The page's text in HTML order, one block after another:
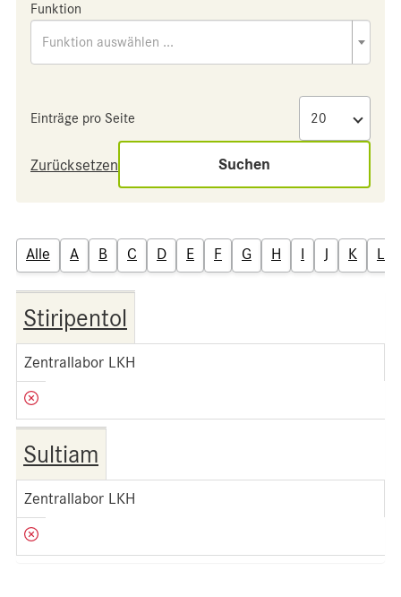
Funktion
Funktion auswählen ...
Einträge pro Seite
Zurücksetzen Suchen
Alle A B C D E F G H I J K L
Stiripentol
Zentrallabor LKH
Sultiam
Zentrallabor LKH